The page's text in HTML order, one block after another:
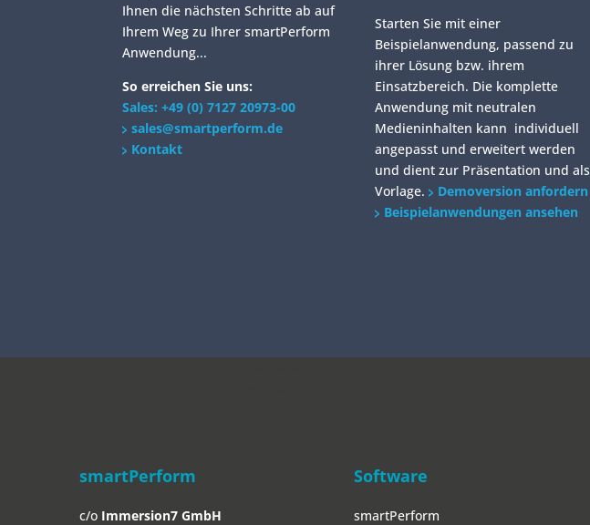
Ihnen die nächsten Schritte ab auf
Ihrem Weg zu Ihrer smartPerform
Anwendung...
So erreichen Sie uns:
Sales: +49 (0) 7127 20973-00
sales@smartperform.de
Kontakt
Starten Sie mit einer
Beispielanwendung, passend zu
ihrer Lösung bzw. ihrem
Einsatzbereich. Die komplette
Anwendung mit neutralen
Medieninhalten kann individuell
angepasst und erweitert werden
und dient zur Präsentation und als
Vorlage.
Demoversion anfordern
Beispielanwendungen ansehen
smartPerform
c/o Immersion7 GmbH
Software
smartPerform